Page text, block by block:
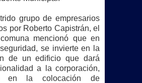
grupo de empresarios
por Roberto Capistrán, el
mencionó que en
se invierte en la
de un edificio que dará
a la corporación,
en la colocación de